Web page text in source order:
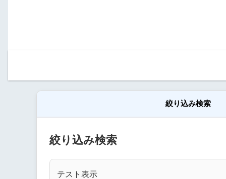
絞り込み検索
絞り込み検索
テスト表示